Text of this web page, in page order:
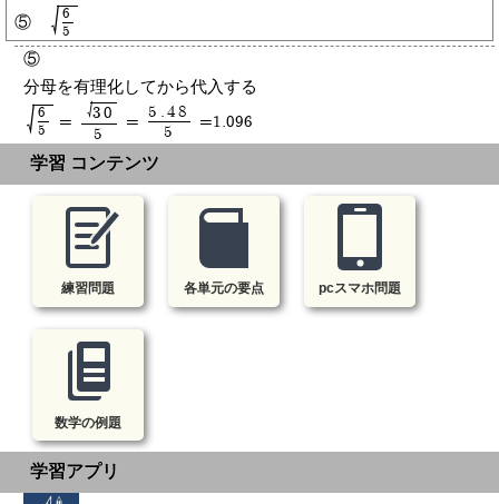
⑤
6
5
⑤
分母を有理化してから代入する
6
5
=
30
5
=
5.48
5
=1.096
学習 コンテンツ
練習問題 各単元の要点 pcスマホ問題
数学の例題
学習アプリ